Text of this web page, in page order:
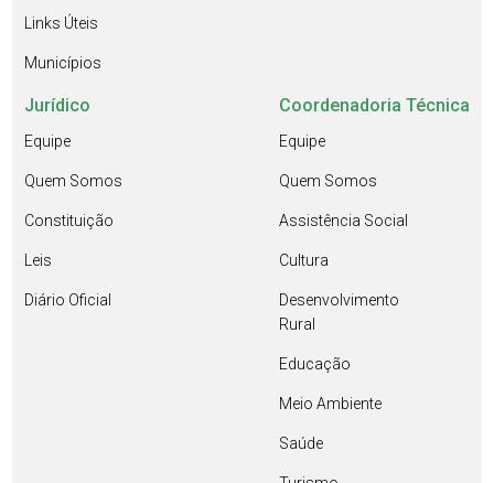
Links Úteis
Municípios
Jurídico
Equipe
Quem Somos
Constituição
Leis
Diário Oficial
Coordenadoria Técnica
Equipe
Quem Somos
Assistência Social
Cultura
Desenvolvimento
Rural
Educação
Meio Ambiente
Saúde